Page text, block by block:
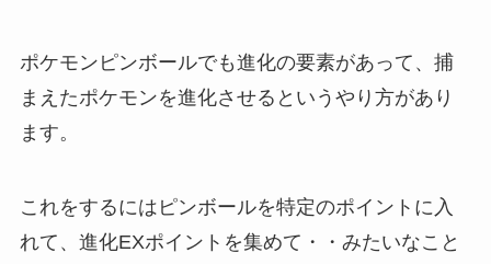
ポケモンピンボールでも進化の要素があって、捕
まえたポケモンを進化させるというやり方があり
ます。
これをするにはピンボールを特定のポイントに入
れて、進化EXポイントを集めて・・みたいなこと